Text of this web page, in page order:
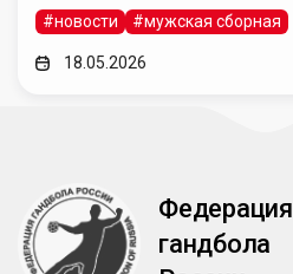
#новости #мужская сборная
18.05.2026
Федерация
гандбола